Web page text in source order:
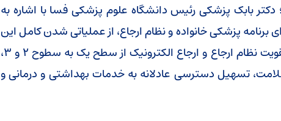
بابک پزشکی رئیس دانشگاه علوم پزشکی فسا با اشاره به
پزشکی خانواده و نظام ارجاع، از عملیاتی شدن کامل این
طرح در سال جاری خبر داد و گفت: تقویت نظام ارجاع و ارجاع الکترونیک از سطح یک به سطوح ۲ و ۳،
تسهیل دسترسی عادلانه به خدمات بهداشتی و درمانی و